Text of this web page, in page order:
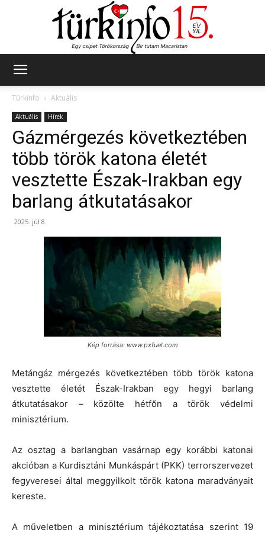
Türkinfo
Aktuális
Aktuális Hírek
Gázmérgezés következtében
több török katona életét
vesztette Észak-Irakban egy
barlang átkutatásakor
2025. júl 8.
Kép forrása: www.pxfuel.com
Metángáz mérgezés következtében több török katona
vesztette életét Észak-Irakban egy hegyi barlang
átkutatásakor – közölte hétfőn a török védelmi
minisztérium.
Az osztag a barlangban vasárnap egy korábbi katonai
akcióban a Kurdisztáni Munkáspárt (PKK) terrorszervezet
fegyveresei által meggyilkolt török katona maradványait
kereste.
A műveletben a minisztérium tájékoztatása szerint 19